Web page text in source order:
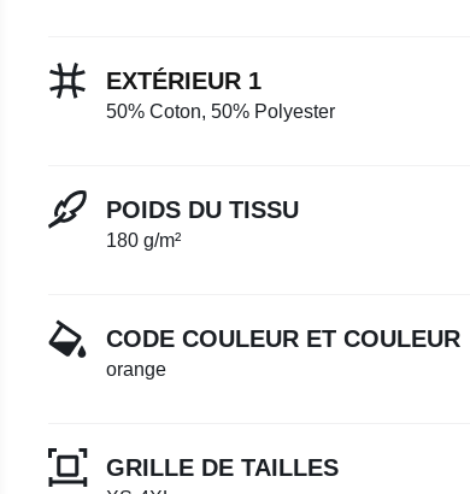
EXTÉRIEUR 1
50% Coton, 50% Polyester
POIDS DU TISSU
180 g/m²
CODE COULEUR ET COULEUR
orange
GRILLE DE TAILLES